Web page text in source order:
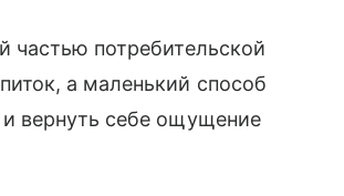
частью потребительской
а маленький способ
и вернуть себе ощущение